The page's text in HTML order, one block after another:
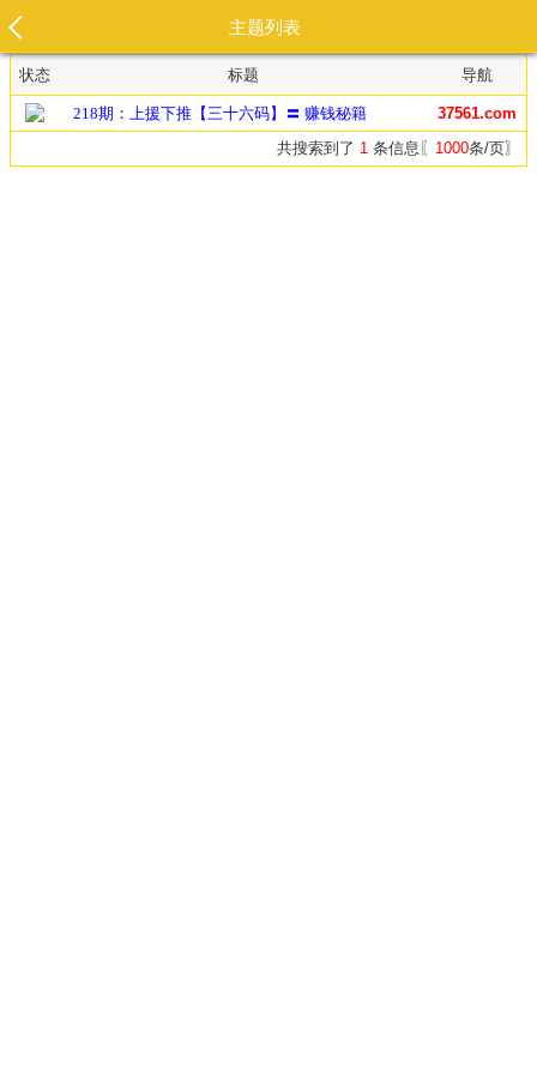
主题列表
状态 标题 导航
218期：上援下推【三十六码】〓 赚钱秘籍
37561.com
共搜索到了 1 条信息〖 1000条/页〗